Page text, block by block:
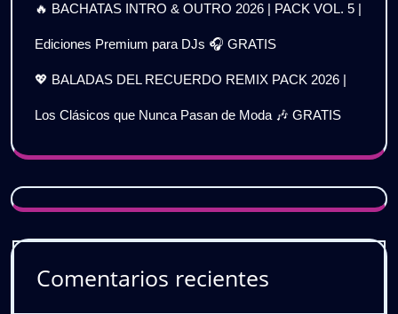
🔥 BACHATAS INTRO & OUTRO 2026 | PACK VOL. 5 |
Ediciones Premium para DJs 🎧 GRATIS
💖 BALADAS DEL RECUERDO REMIX PACK 2026 |
Los Clásicos que Nunca Pasan de Moda 🎶 GRATIS
Comentarios recientes